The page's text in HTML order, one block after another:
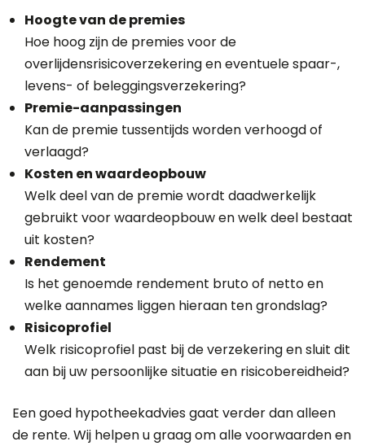
Hoogte van de premies
Hoe hoog zijn de premies voor de
overlijdensrisicoverzekering en eventuele spaar-,
levens- of beleggingsverzekering?
Premie-aanpassingen
Kan de premie tussentijds worden verhoogd of
verlaagd?
Kosten en waardeopbouw
Welk deel van de premie wordt daadwerkelijk
gebruikt voor waardeopbouw en welk deel bestaat
uit kosten?
Rendement
Is het genoemde rendement bruto of netto en
welke aannames liggen hieraan ten grondslag?
Risicoprofiel
Welk risicoprofiel past bij de verzekering en sluit dit
aan bij uw persoonlijke situatie en risicobereidheid?
Een goed hypotheekadvies gaat verder dan alleen
de rente. Wij helpen u graag om alle voorwaarden en